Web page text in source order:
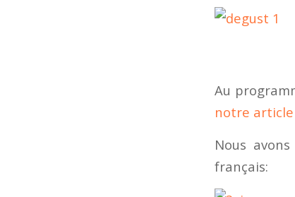
Au
notre article
Nous
français: